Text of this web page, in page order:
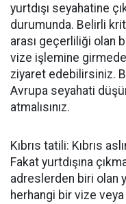
yurtdışı seyahatine
durumunda. Belirli
arası geçerliliği olan
vize işlemine
ziyaret edebilirsiniz.
Avrupa seyahati
atmalısınız.
Kıbrıs tatili: Kıbrıs
Fakat yurtdışına
adreslerden biri olan
herhangi bir vize